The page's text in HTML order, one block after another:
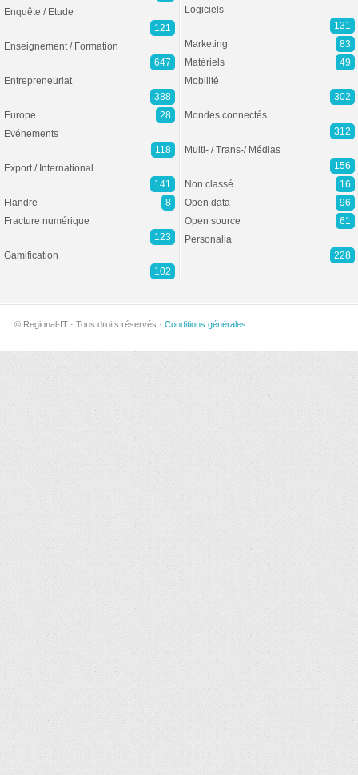
Enquête / Etude
121
Enseignement / Formation
647
Entrepreneuriat
388
Europe
28
Evénements
118
Export / International
141
Flandre
8
Fracture numérique
123
Gamification
102
Logiciels
131
Marketing
83
Matériels
49
Mobilité
302
Mondes connectés
312
Multi- / Trans-/ Médias
156
Non classé
16
Open data
96
Open source
61
Personalia
228
© Regional-IT · Tous droits réservés · Conditions générales